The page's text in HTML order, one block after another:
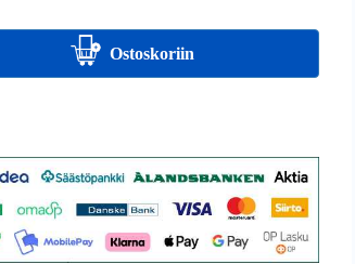
Ostoskoriin